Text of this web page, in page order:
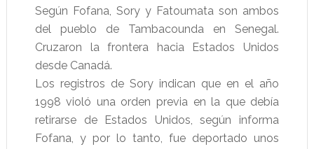
Según Fofana, Sory y Fatoumata son ambos
del pueblo de Tambacounda en Senegal.
Cruzaron la frontera hacia Estados Unidos
desde Canadá.
Los registros de Sory indican que en el año
1998 violó una orden previa en la que debía
retirarse de Estados Unidos, según informa
Fofana, y por lo tanto, fue deportado unos